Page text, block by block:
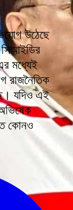
উঠেছে
সিআইডির
মধ্যেই
রাজনৈতিক
যদিও এই
কোনও